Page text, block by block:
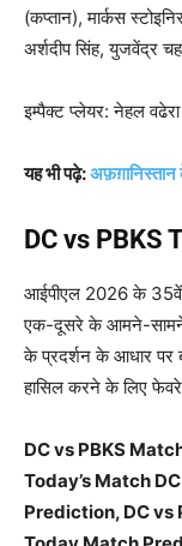
(कप्तान), मार्कस
अर्शदीप सिंह, युजवेंद्र
इम्पैक्ट प्लेयर: नेहल वढेरा
यह भी पढ़े:
DC vs PBKS
आईपीएल 2026 के 35वें
एक-दूसरे के आमने-सामने
के प्रदर्शन के आधार पर
हासिल करने के लिए
DC vs PBKS
Today’s Match
Prediction, DC vs